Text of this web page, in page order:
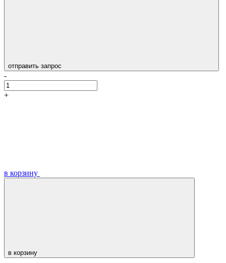
отправить запрос
-
+
в корзину
в корзину